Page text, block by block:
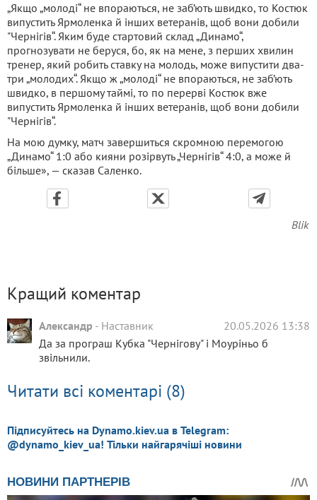
„Якщо „молоді“ не впораються, не заб’ють швидко, то Костюк
випустить Ярмоленка й інших ветеранів, щоб вони добили
"Чернігів“. Яким буде стартовий склад „Динамо“,
прогнозувати не беруся, бо, як на мене, з перших хвилин
тренер, який робить ставку на молодь, може випустити два-
три „молодих“. Якщо ж „молоді“ не впораються, не заб’ють
швидко, в першому таймі, то по перерві Костюк вже
випустить Ярмоленка й інших ветеранів, щоб вони добили
"Чернігів“.
На мою думку, матч завершиться скромною перемогою
„Динамо“ 1:0 або кияни розірвуть „Чернігів“ 4:0, а може й
більше», — сказав Саленко.
Blik
Кращий коментар
Александр - Наставник
20.05.2026 13:38
Да за програш Кубка "Чернігову" і Моуріньо б
звільнили.
Читати всі коментарі (8)
Підписуйтесь на Dynamo.kiev.ua в Telegram:
@dynamo_kiev_ua! Тільки найгарячіші новини